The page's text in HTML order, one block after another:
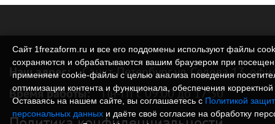
Наш адрес: Санкт-Петербург ул. Седова 13,
Время работы: Пн-Пт с 09:00 до 17:30
Сайт 1frezaform.ru и все его поддомены используют файлы
сохраняются и обрабатываются вашим браузером при
применяем cookie‑файлы с целью анализа поведения
оптимизации контента и функционала, обеспечения
Оставаясь на нашем сайте, вы соглашаетесь с Политикой
персональных данных и даёте своё согласие на обработку